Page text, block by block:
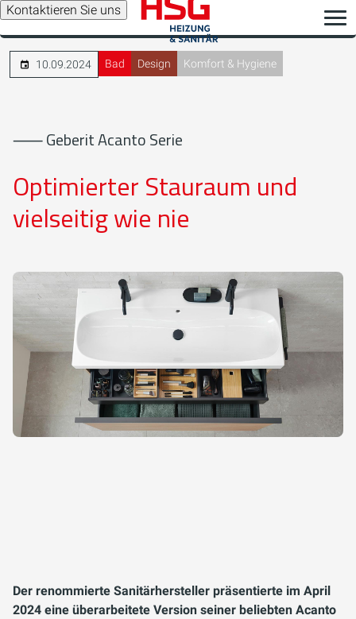
Kontaktieren Sie uns
10.09.2024 Bad Design Komfort & Hygiene
⸺ Geberit Acanto Serie
Optimierter Stauraum und
vielseitig wie nie
Der renommierte Sanitärhersteller präsentierte im April
2024 eine überarbeitete Version seiner beliebten Acanto